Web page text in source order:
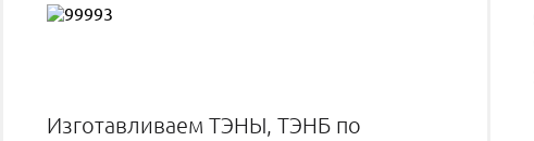
Изготавливаем ТЭНЫ, ТЭНБ по